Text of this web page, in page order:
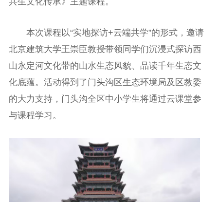
本次课程以“实地探访+云端共学”的形式，邀请
北京建筑大学王崇臣教授带领同学们沉浸式探访西
山永定河文化带的山水生态风貌、品读千年生态文
化底蕴。活动得到了门头沟区生态环境局及区教委
的大力支持，门头沟全区中小学生将通过云课堂参
与课程学习。